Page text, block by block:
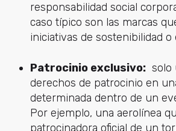
responsabilidad social
caso típico son las marcas
iniciativas de sostenibilidad o
Patrocinio exclusivo:solo
derechos de patrocinio en
determinada dentro de un
Por ejemplo, una aerolínea
patrocinadora oficial de un